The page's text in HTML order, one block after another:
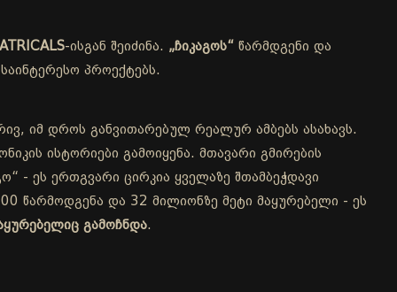
-ისგან შეიძინა. „ჩიკაგოს“ წარმდგენი და
პროექტებს.
იმ დროს განვითარებულ რეალურ ამბებს ასახავს.
ისტორიები გამოიყენა. მთავარი გმირების
- ეს ერთგვარი ცირკია ყველაზე შთამბეჭდავი
წარმოდგენა და 32 მილიონზე მეტი მაყურებელი - ეს
გამოჩნდა.